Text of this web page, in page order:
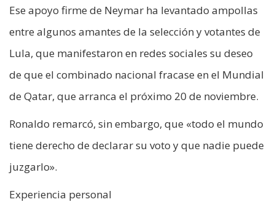
Ese apoyo firme de Neymar ha levantado ampollas
entre algunos amantes de la selección y votantes de
Lula, que manifestaron en redes sociales su deseo
de que el combinado nacional fracase en el Mundial
de Qatar, que arranca el próximo 20 de noviembre.
Ronaldo remarcó, sin embargo, que «todo el mundo
tiene derecho de declarar su voto y que nadie puede
juzgarlo».
Experiencia personal